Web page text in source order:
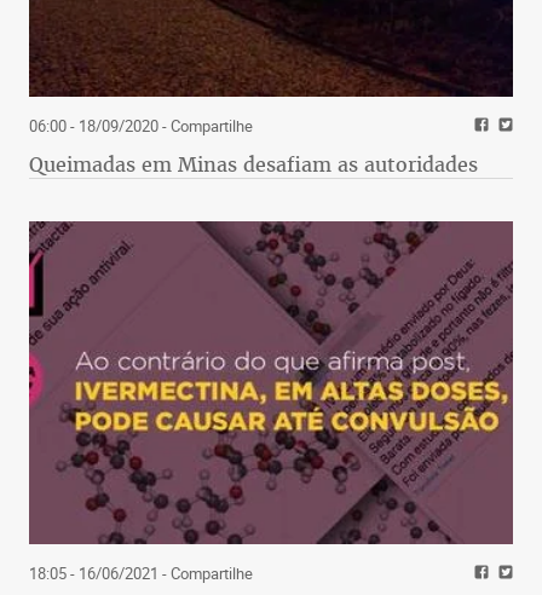
06:00 - 18/09/2020- Compartilhe
Queimadas em Minas desafiam as autoridades
18:05 - 16/06/2021 - Compartilhe